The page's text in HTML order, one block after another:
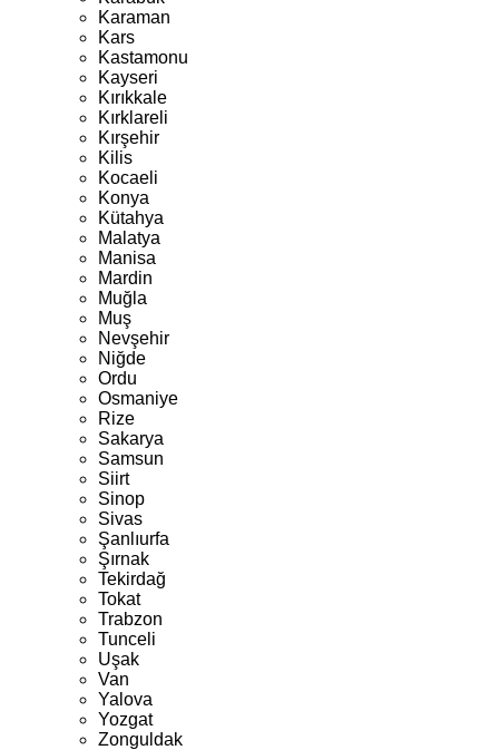
Karaman
Kars
Kastamonu
Kayseri
Kırıkkale
Kırklareli
Kırşehir
Kilis
Kocaeli
Konya
Kütahya
Malatya
Manisa
Mardin
Muğla
Muş
Nevşehir
Niğde
Ordu
Osmaniye
Rize
Sakarya
Samsun
Siirt
Sinop
Sivas
Şanlıurfa
Şırnak
Tekirdağ
Tokat
Trabzon
Tunceli
Uşak
Van
Yalova
Yozgat
Zonguldak